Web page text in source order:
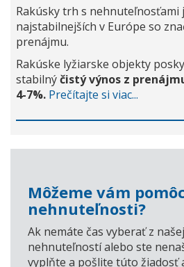
Rakúsky trh s nehnuteľnosťami
najstabilnejších v Európe so
prenájmu.
Rakúske lyžiarske objekty
stabilnýčistý výnos z
4-7%. Prečítajte si viac...
Môžeme vám
nehnuteľnosti?
Ak nemáte čas vyberať z
nehnuteľností alebo ste
vyplňte a pošlite túto žiadosť